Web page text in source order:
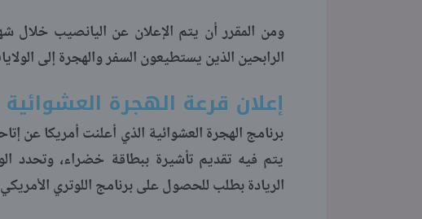
ومن المقرر أن يتم الإعلان عن اليانصيب خلال
الرابحين الذين يستطيعون السفر والهجرة إلى
إعلان قرعة الهجرة العشوائية
برنامج الهجرة العشوائية الذي أعلنت أمريكا عن
يتم فيه تقديم تأشيرة ببطاقة خضراء، وتحدد
الريادة بطلب للحصول على برنامج اللوتري